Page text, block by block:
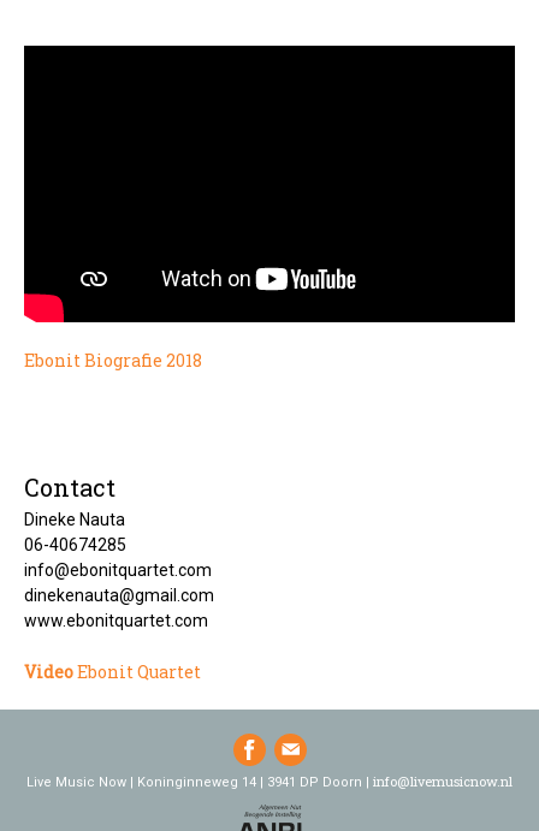
Ebonit Biografie 2018
Contact
Dineke Nauta
06-40674285
info@ebonitquartet.com
dinekenauta@gmail.com
www.ebonitquartet.com
VideoEbonit Quartet
Live Music Now | Koninginneweg 14 | 3941 DP Doorn | info@livemusicnow.nl